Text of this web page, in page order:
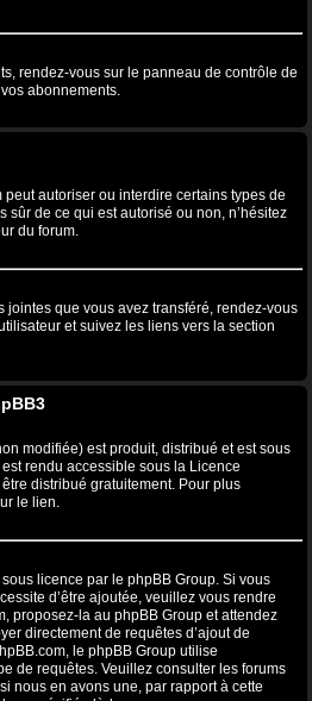
rendez-vous sur le panneau de contrôle de
abonnements.
autoriser ou interdire certains types de
sûr de ce qui est autorisé ou non, n’hésitez
du forum.
jointes que vous avez transféré, rendez-vous
et suivez les liens vers la section
modifiée) est produit, distribué et est sous
est rendu accessible sous la Licence
distribué gratuitement. Pour plus
le lien.
licence par le phpBB Group. Si vous
d’être ajoutée, veuillez vous rendre
proposez-la au phpBB Group et attendez
directement de requêtes d’ajout de
le phpBB Group utilise
de requêtes. Veuillez consulter les forums
nous en avons une, par rapport à cette